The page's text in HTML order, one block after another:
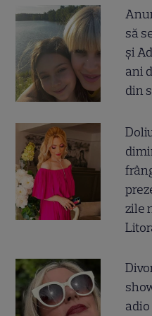
să
și
ani
din
zile